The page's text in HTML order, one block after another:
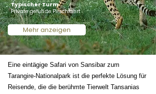
Typischer Turm
Private geführte Pirschfahrt
Mehr anzeigen
Eine eintägige Safari von Sansibar zum
Tarangire-Nationalpark ist die perfekte Lösung für
Reisende, die die berühmte Tierwelt Tansanias